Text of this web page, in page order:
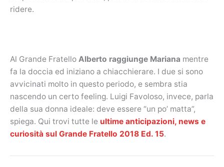
ridere.
Al Grande Fratello Alberto raggiunge Mariana mentre
fa la doccia ed iniziano a chiacchierare. I due si sono
avvicinati molto in questo periodo, e sembra stia
nascendo un certo feeling. Luigi Favoloso, invece, parla
della sua donna ideale: deve essere “un po’ matta”,
spiega. Qui trovi tutte le ultime anticipazioni, news e
curiosità sul Grande Fratello 2018 Ed. 15.